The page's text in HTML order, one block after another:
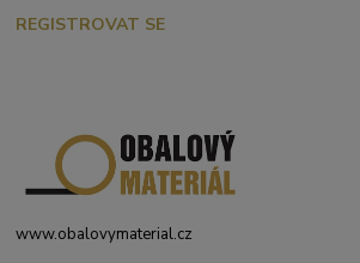
REGISTROVAT SE
www.obalovymaterial.cz